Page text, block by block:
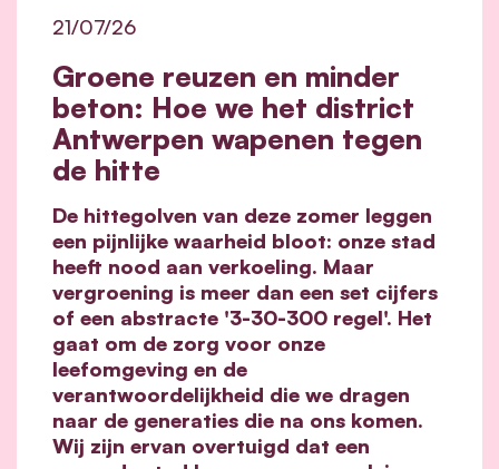
Groene reuzen en minder
beton: Hoe we het district
Antwerpen wapenen tegen
de hitte
21/07/26
De hittegolven van deze zomer leggen
een pijnlijke waarheid bloot: onze stad
heeft nood aan verkoeling. Maar
vergroening is meer dan een set cijfers
of een abstracte '3-30-300 regel'. Het
gaat om de zorg voor onze
leefomgeving en de
verantwoordelijkheid die we dragen
naar de generaties die na ons komen.
Wij zijn ervan overtuigd dat een